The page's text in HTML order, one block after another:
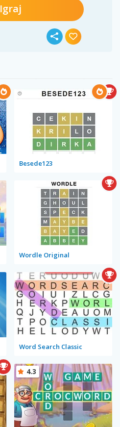
Igraj
Besede123
Wordle Original
Word Search Classic
4.3